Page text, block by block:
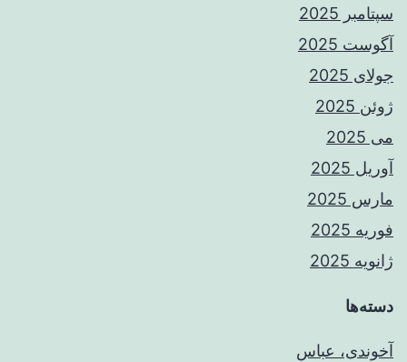
سپتامبر 2025
آگوست 2025
جولای 2025
ژوئن 2025
می 2025
آوریل 2025
مارس 2025
فوریه 2025
ژانویه 2025
دسته‌ها
آخوندی، عباس